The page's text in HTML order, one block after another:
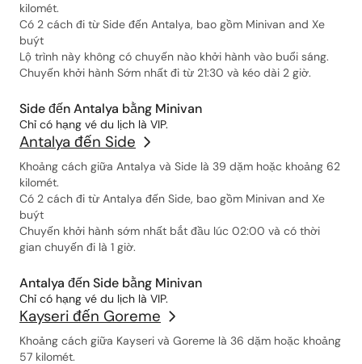
kilomét.
Có 2 cách đi từ Side đến Antalya, bao gồm Minivan and Xe
buýt
Lộ trình này không có chuyến nào khởi hành vào buổi sáng.
Chuyến khởi hành Sớm nhất đi từ 21:30 và kéo dài 2 giờ.
Side đến Antalya bằng Minivan
Chỉ có hạng vé du lịch là VIP.
Antalya đến Side
Khoảng cách giữa Antalya và Side là 39 dặm hoặc khoảng 62
kilomét.
Có 2 cách đi từ Antalya đến Side, bao gồm Minivan and Xe
buýt
Chuyến khởi hành sớm nhất bắt đầu lúc 02:00 và có thời
gian chuyến đi là 1 giờ.
Antalya đến Side bằng Minivan
Chỉ có hạng vé du lịch là VIP.
Kayseri đến Goreme
Khoảng cách giữa Kayseri và Goreme là 36 dặm hoặc khoảng
57 kilomét.